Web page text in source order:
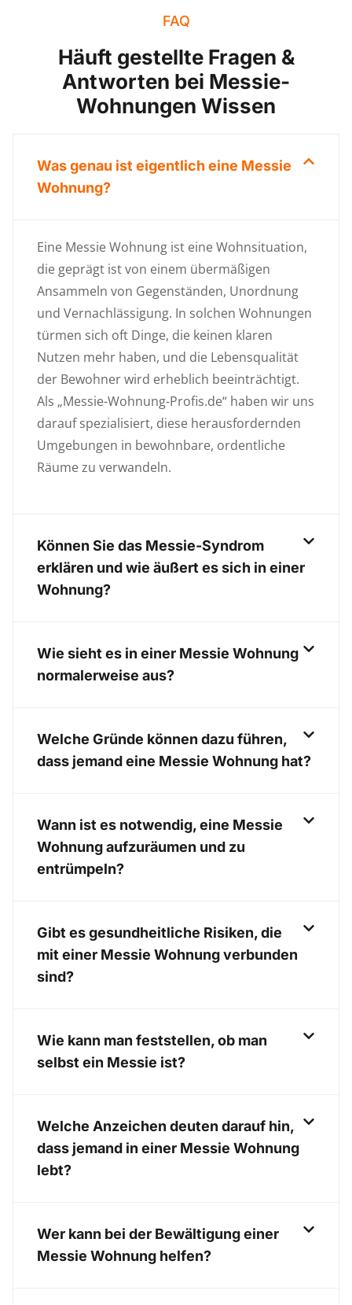
FAQ
Häuft gestellte Fragen &
Antworten bei Messie-
Wohnungen Wissen
Was genau ist eigentlich eine Messie
Wohnung?
Eine Messie Wohnung ist eine Wohnsituation,
die geprägt ist von einem übermäßigen
Ansammeln von Gegenständen, Unordnung
und Vernachlässigung. In solchen Wohnungen
türmen sich oft Dinge, die keinen klaren
Nutzen mehr haben, und die Lebensqualität
der Bewohner wird erheblich beeinträchtigt.
Als „Messie-Wohnung-Profis.de“ haben wir uns
darauf spezialisiert, diese herausfordernden
Umgebungen in bewohnbare, ordentliche
Räume zu verwandeln.
Können Sie das Messie-Syndrom
erklären und wie äußert es sich in einer
Wohnung?
Wie sieht es in einer Messie Wohnung
normalerweise aus?
Welche Gründe können dazu führen,
dass jemand eine Messie Wohnung hat?
Wann ist es notwendig, eine Messie
Wohnung aufzuräumen und zu
entrümpeln?
Gibt es gesundheitliche Risiken, die
mit einer Messie Wohnung verbunden
sind?
Wie kann man feststellen, ob man
selbst ein Messie ist?
Welche Anzeichen deuten darauf hin,
dass jemand in einer Messie Wohnung
lebt?
Wer kann bei der Bewältigung einer
Messie Wohnung helfen?